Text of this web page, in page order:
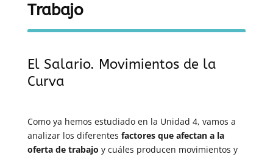
Trabajo
El Salario. Movimientos de la
Curva
Como ya hemos estudiado en la Unidad 4, vamos a
analizar los diferentes factores que afectan a la
oferta de trabajo y cuáles producen movimientos y